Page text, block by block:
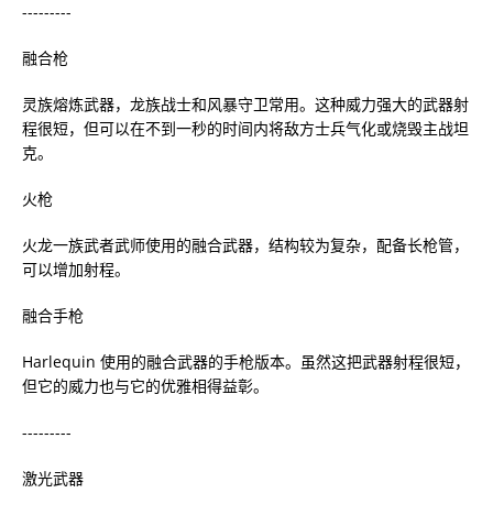
---------
融合枪
灵族熔炼武器，龙族战士和风暴守卫常用。这种威力强大的武器射
程很短，但可以在不到一秒的时间内将敌方士兵气化或烧毁主战坦
克。
火枪
火龙一族武者武师使用的融合武器，结构较为复杂，配备长枪管，
可以增加射程。
融合手枪
Harlequin 使用的融合武器的手枪版本。虽然这把武器射程很短，
但它的威力也与它的优雅相得益彰。
---------
激光武器